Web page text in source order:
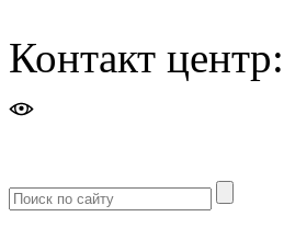
Контакт